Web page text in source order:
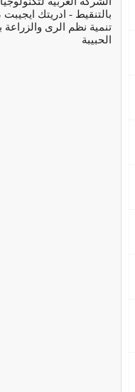
بالتنقيط - ادريتك ايجيبت
تنمية نظم الرى والزراعة
الحبيبة